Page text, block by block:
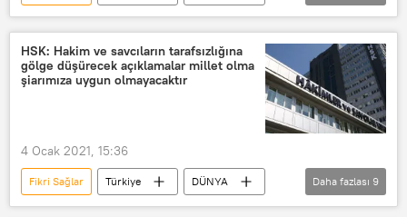
Haberler
Ömer Çelik
Recep Tayyip Erdoğan
Melih Bulu
Koronavirüs
Darbe
HSK: Hakim ve savcıların tarafsızlığına
gölge düşürecek açıklamalar millet olma
şiarımıza uygun olmayacaktır
4 Ocak 2021, 15:36
Fikri Sağlar Türkiye
DÜNYA
Haberler
HSK
Başörtüsü
Daha fazlası 9